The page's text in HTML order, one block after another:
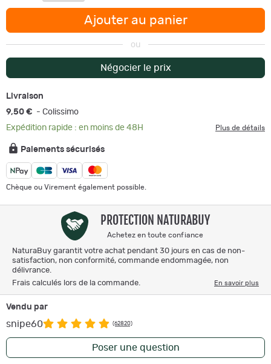
Ajouter au panier
ou
Négocier le prix
Livraison
9,50 € - Colissimo
Expédition rapide : en moins de 48H
Plus de détails
Paiements sécurisés
Chèque ou Virement également possible.
PROTECTION NATURABUY
Achetez en toute confiance
NaturaBuy garantit votre achat pendant 30 jours en cas de non-
satisfaction, non conformité, commande endommagée, non
délivrance.
Frais calculés lors de la commande.
En savoir plus
Vendu par
snipe60 (62820)
Poser une question